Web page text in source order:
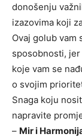
donošenju
izazovima koji
Ovaj golub vam
sposobnosti,
koje vam se
o svojim
Snaga koju
napravite
– Mir i